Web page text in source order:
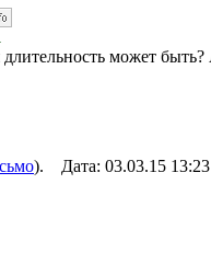
может
). Дата: 03.03.15